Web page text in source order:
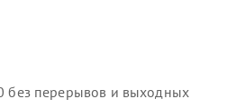
перерывов и выходных